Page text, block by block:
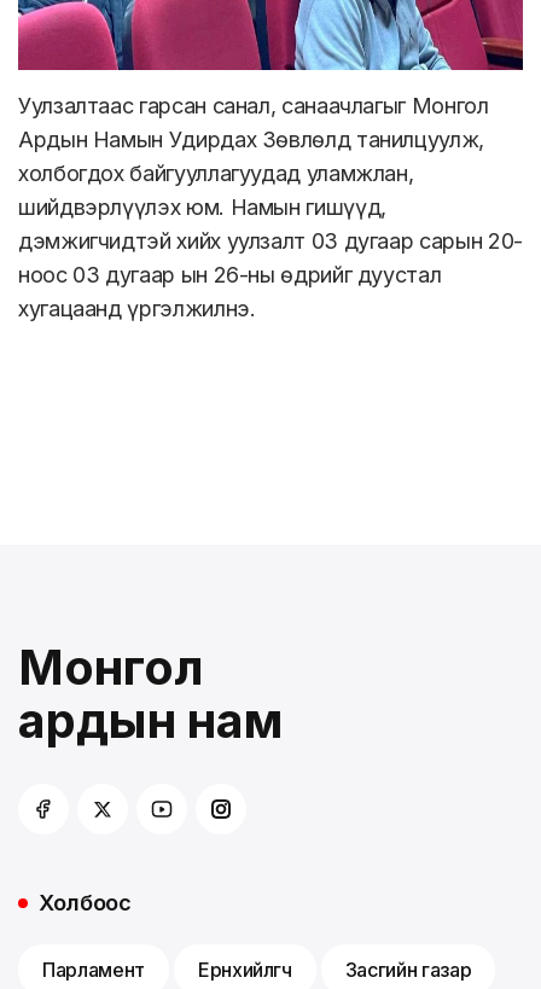
Уулзалтаас гарсан санал, санаачлагыг Монгол
Ардын Намын Удирдах Зөвлөлд танилцуулж,
холбогдох байгууллагуудад уламжлан,
шийдвэрлүүлэх юм. Намын гишүүд,
дэмжигчидтэй хийх уулзалт 03 дугаар сарын 20-
ноос 03 дугаар ын 26-ны өдрийг дуустал
хугацаанд үргэлжилнэ.
Монгол
ардын нам
Холбоос
Парламент Ерөнхийлөгч Засгийн газар